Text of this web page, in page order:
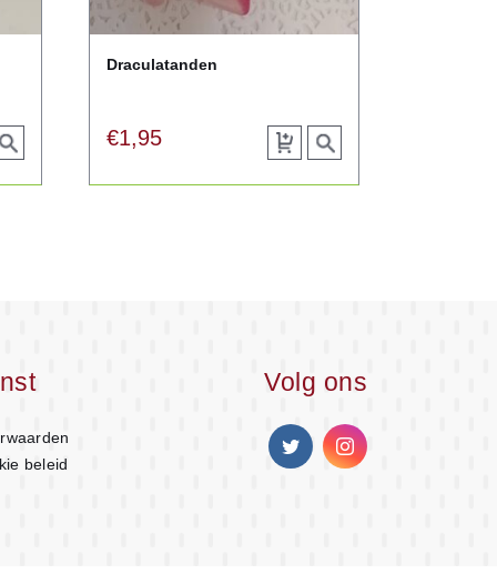
View
Draculatanden
€1,95
View
Toevoegen
beleid
Volg ons